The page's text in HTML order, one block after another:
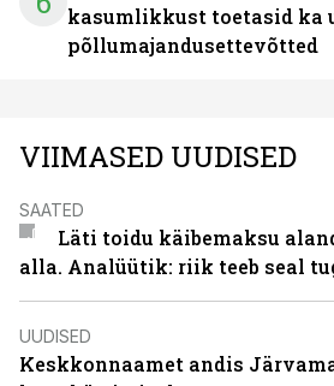
kasumlikkust toetasid ka
põllumajandusettevõtted
VIIMASED UUDISED
SAATED
Läti toidu käibemaksu
alla. Analüütik: riik teeb seal
UUDISED
Keskkonnaamet andis